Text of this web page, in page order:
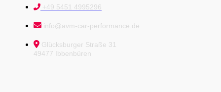
+49 5451 4995296
info@avm-car-performance.de
Glücksburger Straße 31
49477 Ibbenbüren